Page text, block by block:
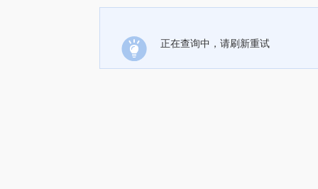
正在查询中，请刷新重试